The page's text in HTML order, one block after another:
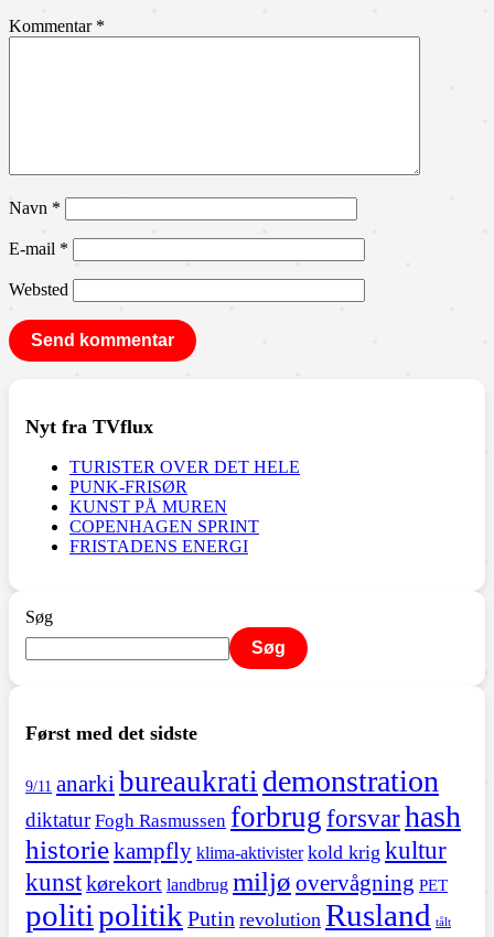
Kommentar *
Navn *
E-mail *
Websted
Nyt fra TVflux
TURISTER OVER DET HELE
PUNK-FRISØR
KUNST PÅ MUREN
COPENHAGEN SPRINT
FRISTADENS ENERGI
Søg
Søg
Først med det sidste
9/11 anarkibureaukrati demonstration
diktatur Fogh Rasmussen forbrugforsvarhash
historiekampfly klima-aktivister kold krig kultur
kunstkørekort landbrug miljø overvågning PET
politipolitikPutin revolution Rusland tålt